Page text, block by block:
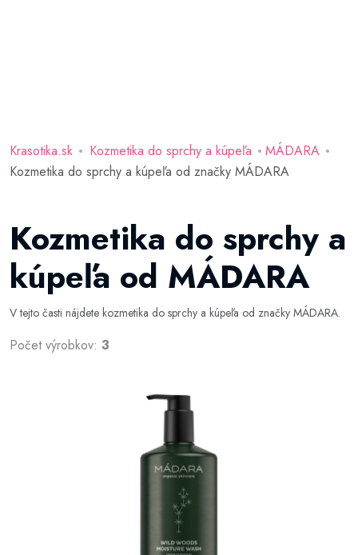
Krasotika.sk Kozmetika do sprchy a kúpeľa
MÁDARA
Kozmetika do sprchy a kúpeľa od značky MÁDARA
Kozmetika do sprchy a
kúpeľa od MÁDARA
V tejto časti nájdete kozmetika do sprchy a kúpeľa od značky MÁDARA.
Počet výrobkov: 3